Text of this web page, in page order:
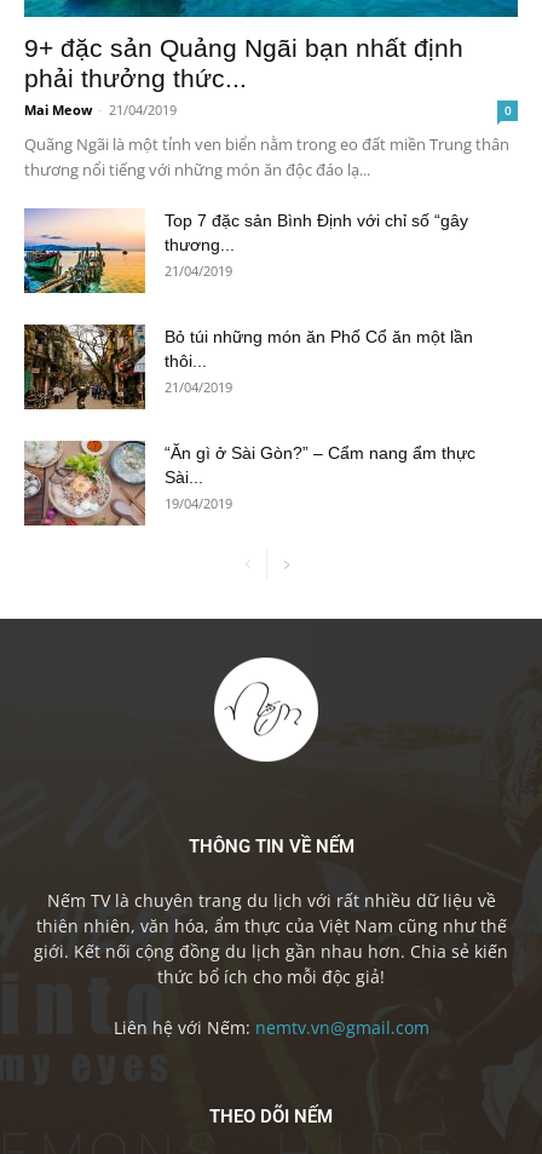
9+ đặc sản Quảng Ngãi bạn nhất định
phải thưởng thức...
Mai Meow - 21/04/2019 0
Quãng Ngãi là một tỉnh ven biển nằm trong eo đất miền Trung thân
thương nổi tiếng với những món ăn độc đáo lạ...
Top 7 đặc sản Bình Định với chỉ số “gây
thương...
21/04/2019
Bỏ túi những món ăn Phố Cổ ăn một lần
thôi...
21/04/2019
“Ăn gì ở Sài Gòn?” – Cẩm nang ẩm thực
Sài...
19/04/2019
THÔNG TIN VỀ NẾM
Nếm TV là chuyên trang du lịch với rất nhiều dữ liệu về
thiên nhiên, văn hóa, ẩm thực của Việt Nam cũng như thế
giới. Kết nối cộng đồng du lịch gần nhau hơn. Chia sẻ kiến
thức bổ ích cho mỗi độc giả!
Liên hệ với Nếm: nemtv.vn@gmail.com
THEO DÕI NẾM